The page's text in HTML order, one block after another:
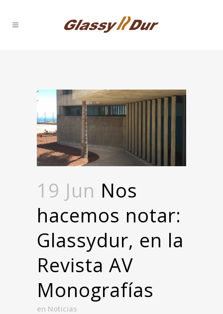
19 Jun Nos
hacemos notar:
Glassydur, en la
Revista AV
Monografías
en Noticias